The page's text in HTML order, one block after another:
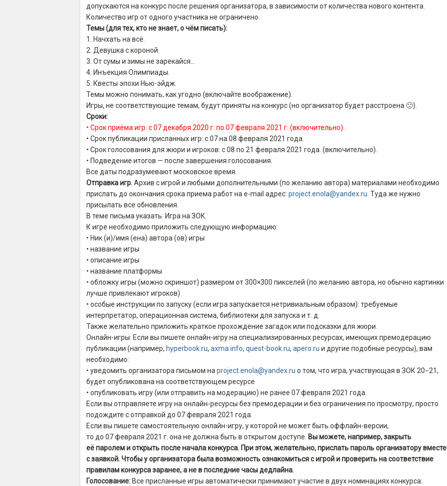
допускаются на конкурс после решения организатора, в зависимости от количества нового контента.
Количество игр от одного участника не ограничено.
Темы (для тех, кто не знает, о чём писать):
1. Начхать на всё.
2. Девушка с короной.
3. От сумы и зимы не зарекайся…
4. Инъекция Олимпиады.
5. Квесты эпохи Нью-эйдж.
Темы можно понимать, как угодно (включайте воображение).
Игры, не соответствующие темам, будут приняты на конкурс (но организатор будет расстроена 🙁).
Сроки:
• Срок приёма игр: с 07 декабря 2020 г. по 07 февраля 2021 г. (включительно).
• Срок публикации присланных игр: с 07 на 08 февраля 2021 года.
• Срок голосования для жюри и игроков: с 08 по 21 февраля 2021 года. (включительно).
• Подведение итогов — после завершения голосования.
Все даты подразумевают московское время.
Отправка игр.Архив с игрой и любыми дополнительными (по желанию автора) материалами необходимо
прислать до окончания срока приема работ на e-mail адрес: project.enola@yandex.ru. Туда же нужно
присылать все обновления.
В теме письма указать: Игра на ЗОК.
К игре необходимо приложить следующую информацию:
• Ник (и)/имя (ена) автора (ов) игры
• название игры
• описание игры
• название платформы
• обложку игры (можно скриншот) размером от 300×300 пикселей (по желанию автора, но обычно картинки
лучше привлекают игроков)
• особые инструкции по запуску (если игра запускается нетривиальным образом): требуемые
интерпретатор, операционная система, библиотеки для запуска и т. д.
Также желательно приложить краткое прохождение загадок или подсказки для жюри.
Онлайн-игры: Если вы пишете онлайн-игру на специализированных ресурсах, имеющих премодерацию
публикации (например, hyperbook.ru, axma.info, quest-book.ru, apero.ru и другие подобные ресурсы), вам
необходимо:
• уведомить организатора письмом наproject.enola@yandex.ru о том, что игра, участвующая в ЗОК 20−21,
будет опубликована на соответствующем ресурсе
• опубликовать игру (или отправить на модерацию) не ранее 07 февраля 2021 года.
Если вы отправляете игру на онлайн-ресурсы без премодерации и без ограничения по просмотру, просто
подождите с отправкой до 07 февраля 2021 года.
Если вы пишете самостоятельную онлайн-игру, у которой не может быть оффлайн-версии,
то до 07 февраля 2021 г. она не должна быть в открытом доступе. Вы можете, например, закрыть
её паролем и открыть после начала конкурса. При этом, желательно, прислать пароль организатору вместе
с заявкой. Чтобы у организатора была возможность ознакомиться с игрой и проверить на соответствие
правилам конкурса заранее, а не в последние часы дедлайна.
Голосование: Все присланные игры автоматически принимают участие в двух номинациях конкурса: